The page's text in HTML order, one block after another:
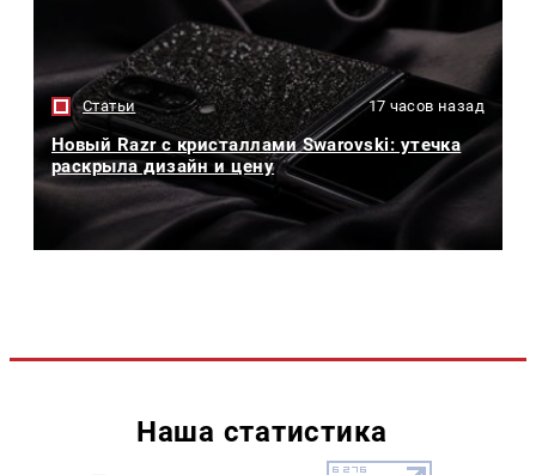
Статьи 17 часов назад
Новый Razr с кристаллами Swarovski: утечка
раскрыла дизайн и цену
Наша статистика